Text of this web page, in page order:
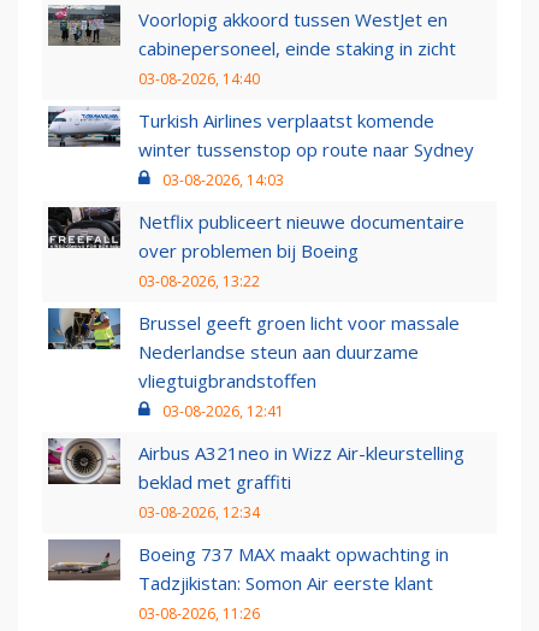
Voorlopig akkoord tussen WestJet en
cabinepersoneel, einde staking in zicht
03-08-2026, 14:40
Turkish Airlines verplaatst komende
winter tussenstop op route naar Sydney
03-08-2026, 14:03
Netflix publiceert nieuwe documentaire
over problemen bij Boeing
03-08-2026, 13:22
Brussel geeft groen licht voor massale
Nederlandse steun aan duurzame
vliegtuigbrandstoffen
03-08-2026, 12:41
Airbus A321neo in Wizz Air-kleurstelling
beklad met graffiti
03-08-2026, 12:34
Boeing 737 MAX maakt opwachting in
Tadzjikistan: Somon Air eerste klant
03-08-2026, 11:26